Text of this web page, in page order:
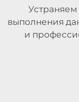
Устраняем
выполнения
и